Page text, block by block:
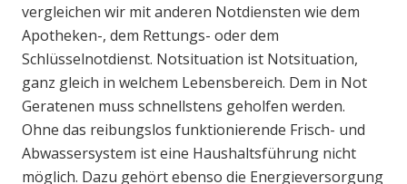
vergleichen wir mit anderen Notdiensten wie dem
Apotheken-, dem Rettungs- oder dem
Schlüsselnotdienst. Notsituation ist Notsituation,
ganz gleich in welchem Lebensbereich. Dem in Not
Geratenen muss schnellstens geholfen werden.
Ohne das reibungslos funktionierende Frisch- und
Abwassersystem ist eine Haushaltsführung nicht
möglich. Dazu gehört ebenso die Energieversorgung